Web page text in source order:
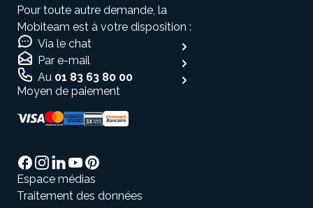
Pour toute autre demande, la
Mobiteam est à votre disposition :
Via le chat
Par e-mail
Au 01 83 63 80 00
Moyen de paiement
Espace médias
Traitement des données